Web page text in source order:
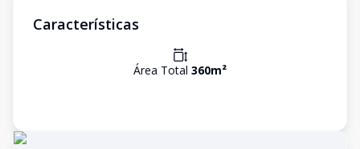
Características
Área Total 360m²